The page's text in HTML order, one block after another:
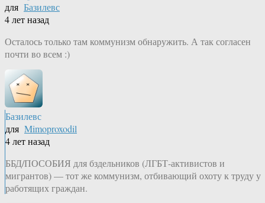
для Базилевс
4 лет назад
Осталось только там коммунизм обнаружить. А так согласен
почти во всем :)
Базилевс
для Mimoproxodil
4 лет назад
ББД/ПОСОБИЯ для бздельников (ЛГБТ-активистов и
мигрантов) — тот же коммунизм, отбивающий охоту к труду у
работящих граждан.